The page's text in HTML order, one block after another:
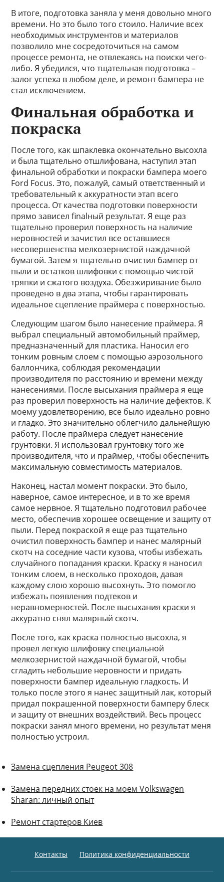
В итоге, подготовка заняла у меня довольно много
времени. Но это было того стоило. Наличие всех
необходимых инструментов и материалов
позволило мне сосредоточиться на самом
процессе ремонта, не отвлекаясь на поиски чего-
либо. Я убедился, что тщательная подготовка –
залог успеха в любом деле, и ремонт бампера не
стал исключением.
Финальная обработка и
покраска
После того, как шпаклевка окончательно высохла
и была тщательно отшлифована, наступил этап
финальной обработки и покраски бампера моего
Ford Focus. Это, пожалуй, самый ответственный и
требовательный к аккуратности этап всего
процесса. От качества подготовки поверхности
прямо зависел finalный результат. Я еще раз
тщательно проверил поверхность на наличие
неровностей и зачистил все оставшиеся
несовершенства мелкозернистой наждачной
бумагой. Затем я тщательно очистил бампер от
пыли и остатков шлифовки с помощью чистой
тряпки и сжатого воздуха. Обезжиривание было
проведено в два этапа, чтобы гарантировать
идеальное сцепление праймера с поверхностью.
Следующим шагом было нанесение праймера. Я
выбрал специальный автомобильный праймер,
предназначенный для пластика. Наносил его
тонким ровным слоем с помощью аэрозольного
баллончика, соблюдая рекомендации
производителя по расстоянию и времени между
нанесениями. После высыхания праймера я еще
раз проверил поверхность на наличие дефектов. К
моему удовлетворению, все было идеально ровно
и гладко. Это значительно облегчило дальнейшую
работу. После праймера следует нанесение
грунтовки. Я использовал грунтовку того же
производителя, что и праймер, чтобы обеспечить
максимальную совместимость материалов.
Наконец, настал момент покраски. Это было,
наверное, самое интересное, и в то же время
самое нервное. Я тщательно подготовил рабочее
место, обеспечив хорошее освещение и защиту от
пыли. Перед покраской я еще раз тщательно
очистил поверхность бампер и нанес малярный
скотч на соседние части кузова, чтобы избежать
случайного попадания краски. Краску я наносил
тонким слоем, в несколько проходов, давая
каждому слою хорошо высохнуть. Это помогло
избежать появления подтеков и
неравномерностей. После высыхания краски я
аккуратно снял малярный скотч.
После того, как краска полностью высохла, я
провел легкую шлифовку специальной
мелкозернистой наждачной бумагой, чтобы
сгладить небольшие неровности и придать
поверхности бампер идеальную гладкость. И
только после этого я нанес защитный лак, который
придал покрашенной поверхности бамперу блеск
и защиту от внешних воздействий. Весь процесс
покраски занял много времени, но результат меня
полностью устроил.
Замена сцепления Peugeot 308
Замена передних стоек на моем Volkswagen
Sharan: личный опыт
Ремонт стартеров Киев
Контакты Политика конфиденциальности